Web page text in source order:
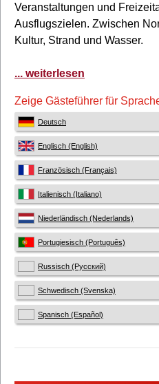
Veranstaltungen und
Ausflugszielen. Zwischen
Kultur, Strand und Wasser.
... weiterlesen
Zeige Gästeführer für
Deutsch
Englisch (English)
Französisch (Français)
Italienisch (Italiano)
Niederländisch (Nederlands)
Portugiesisch (Português)
Russisch (Русский)
Schwedisch (Svenska)
Spanisch (Español)